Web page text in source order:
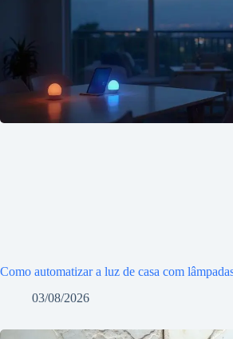
Como automatizar a luz de casa com
03/08/2026